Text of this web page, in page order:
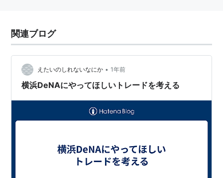
関連ブログ
えたいのしれないなにか • 1年前
横浜DeNAにやってほしいトレードを考える